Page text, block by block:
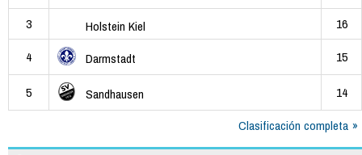
3
Holstein Kiel
16
4
Darmstadt 15
5 Sandhausen
14
Clasificación completa